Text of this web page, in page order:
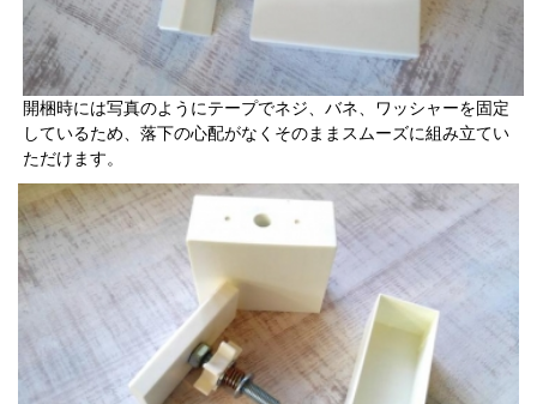
開梱時には写真のようにテープでネジ、バネ、ワッシャーを固定
しているため、落下の心配がなくそのままスムーズに組み立てい
ただけます。